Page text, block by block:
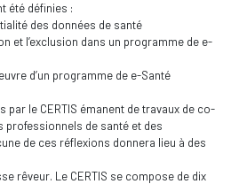
été définies :
des données de santé
et l’exclusion dans un programme de e-
d’un programme de e-Santé
le CERTIS émanent de travaux de co-
de santé et des
de ces réflexions donnera lieu à des
rêveur. Le CERTIS se compose de dix